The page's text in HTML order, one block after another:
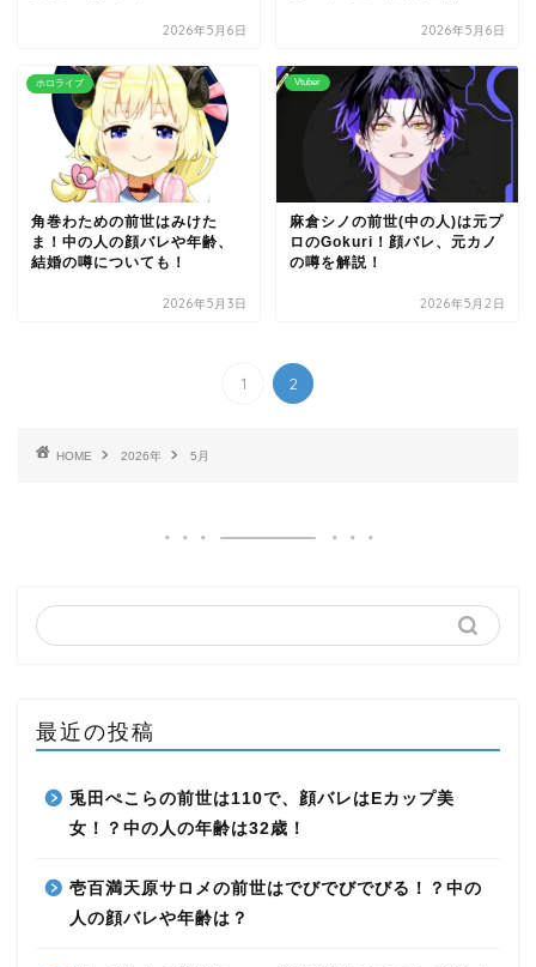
2026年5月6日 2026年5月6日
ホロライブ
角巻わための前世はみけた
ま！中の人の顔バレや年齢、
結婚の噂についても！
2026年5月3日
Vtuber
麻倉シノの前世(中の人)は元プ
ロのGokuri！顔バレ、元カノ
の噂を解説！
2026年5月2日
1 2
HOME 2026年 5月
最近の投稿
兎田ぺこらの前世は110で、顔バレはEカップ美
女！？中の人の年齢は32歳！
壱百満天原サロメの前世はでびでびでびる！？中の
人の顔バレや年齢は？